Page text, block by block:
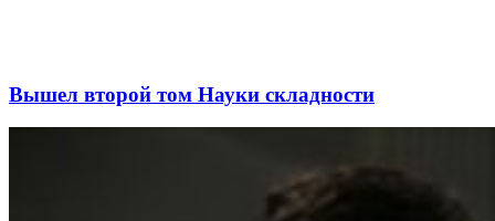
Вышел второй том Науки складности